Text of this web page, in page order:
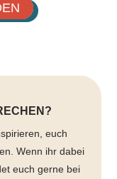
euch
Wenn ihr dabei
euch gerne bei